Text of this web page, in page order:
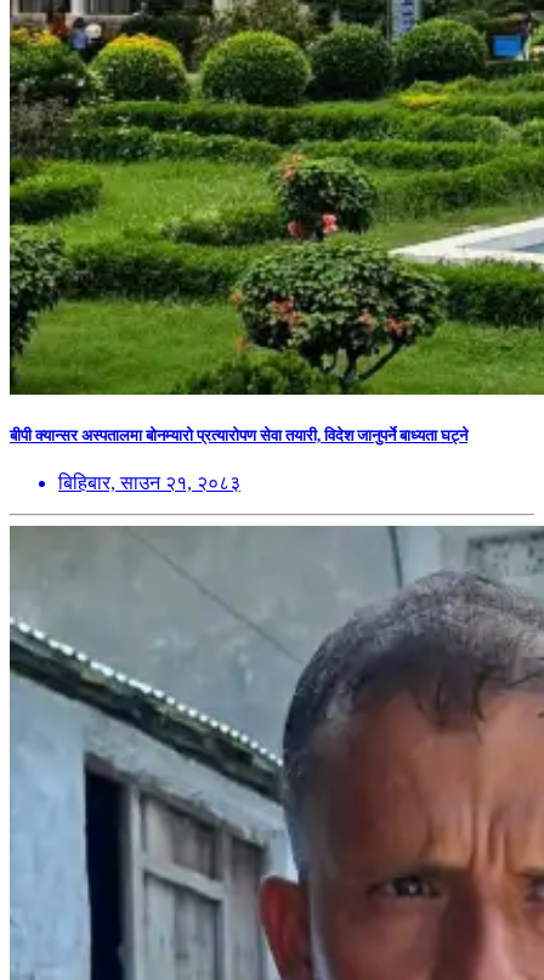
बीपी क्यान्सर अस्पतालमा बोनम्यारो प्रत्यारोपण सेवा तयारी, विदेश जानुपर्ने बाध्यता घट्ने
बिहिबार, साउन २१, २०८३